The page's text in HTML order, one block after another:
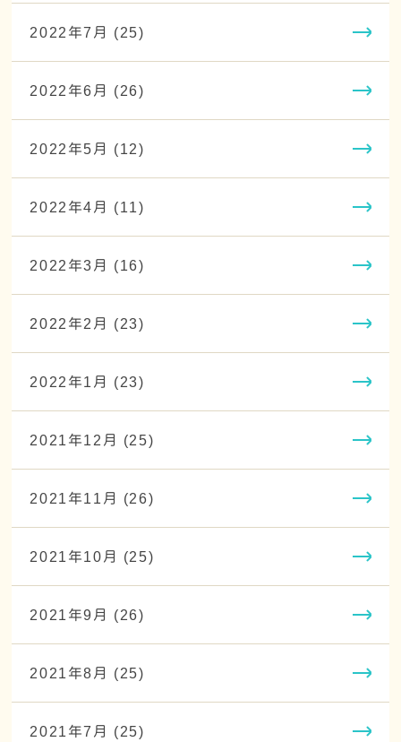
2022年7月 (25)
2022年6月 (26)
2022年5月 (12)
2022年4月 (11)
2022年3月 (16)
2022年2月 (23)
2022年1月 (23)
2021年12月 (25)
2021年11月 (26)
2021年10月 (25)
2021年9月 (26)
2021年8月 (25)
2021年7月 (25)